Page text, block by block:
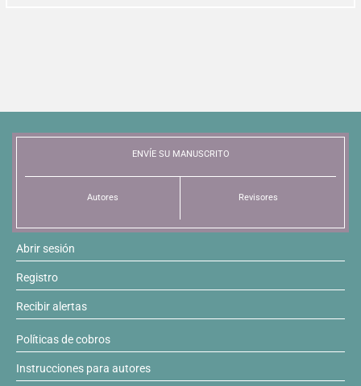
ENVÍE SU MANUSCRITO
Autores Revisores
Abrir sesión
Registro
Recibir alertas
Políticas de cobros
Instrucciones para autores